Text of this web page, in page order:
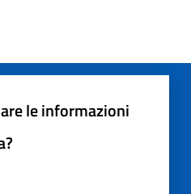
le informazioni